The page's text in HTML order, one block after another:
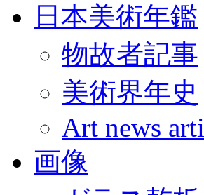
日本美術年鑑
物故者記事
美術界年史
Art news
画像